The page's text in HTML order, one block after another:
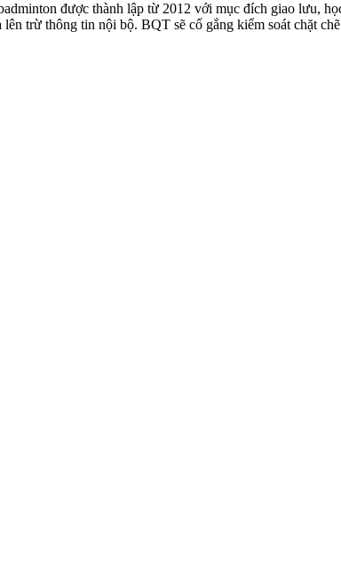
được thành lập từ 2012 với mục đích giao lưu,
trừ thông tin nội bộ. BQT sẽ cố gắng kiểm soát chặt